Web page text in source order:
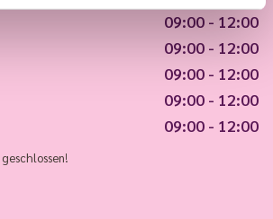
09:00 - 12:00
09:00 - 12:00
09:00 - 12:00
09:00 - 12:00
09:00 - 12:00